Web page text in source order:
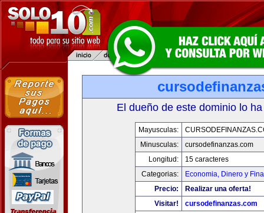
El dueño de este dominio lo
Mayusculas:
Minusculas:
cursodefinanzas.com
Longitud:
15 caracteres
Categorias:
Economia, Dinero y
Precio:
Realizar una oferta!
Visitar!
cursodefinanzas.com